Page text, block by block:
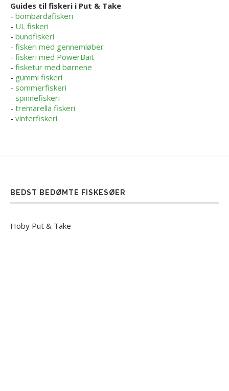
Guides til fiskeri i Put & Take
- bombardafiskeri
- UL fiskeri
- bundfiskeri
- fiskeri med gennemløber
- fiskeri med PowerBait
- fisketur med børnene
- gummi fiskeri
- sommerfiskeri
- spinnefiskeri
- tremarella fiskeri
- vinterfiskeri
BEDST BEDØMTE FISKESØER
Hoby Put & Take